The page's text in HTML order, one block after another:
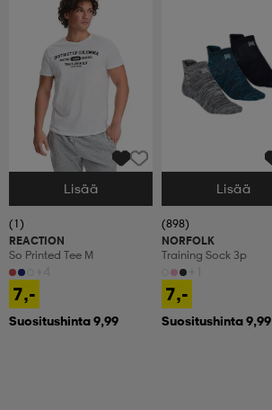
Valitse Koko
Lisää
(1)
REACTION
So Printed Tee M
7,-
Suositushinta 9,99
Valitse Koko
Lisää
(898)
NORFOLK
Training Sock 3p
7,-
Suositushinta 9,99